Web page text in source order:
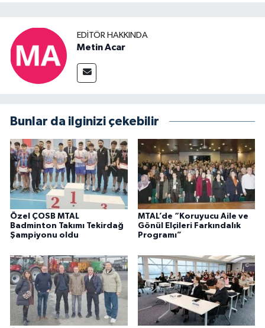
EDITÖR HAKKINDA
Metin Acar
Bunlar da ilginizi çekebilir
Özel ÇOSB MTAL
Badminton Takımı Tekirdağ
Şampiyonu oldu
MTAL’de “Koruyucu Aile ve
Gönül Elçileri Farkındalık
Programı”